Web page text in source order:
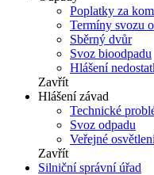
Poplatky za
Termíny svozu
Sběrný dvůr
Svoz bioodpadu
Hlášení
Zavřít
Hlášení závad
Technické
Svoz odpadu
Veřejné
Zavřít
Silniční správní úřad